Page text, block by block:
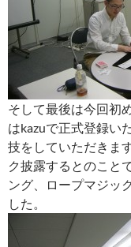
そして最後は今回初
はkazuで正式登録い
技をしていただきま
ク披露するとのこと
ング、ロープマジッ
した。